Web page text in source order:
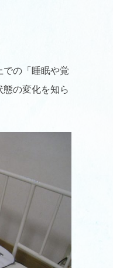
の「睡眠や覚
の変化を知ら